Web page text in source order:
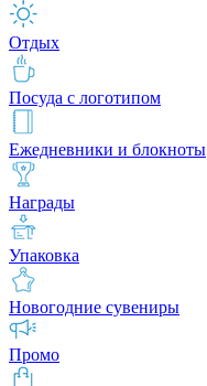
Отдых
Посуда с логотипом
Ежедневники и блокноты
Награды
Упаковка
Новогодние сувениры
Промо